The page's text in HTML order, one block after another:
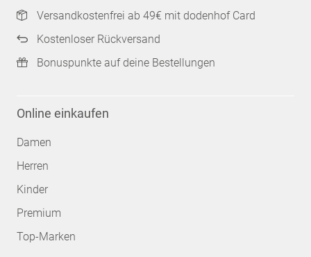
Versandkostenfrei ab 49€ mit dodenhof Card
Kostenloser Rückversand
Bonuspunkte auf deine Bestellungen
Online einkaufen
Damen
Herren
Kinder
Premium
Top-Marken